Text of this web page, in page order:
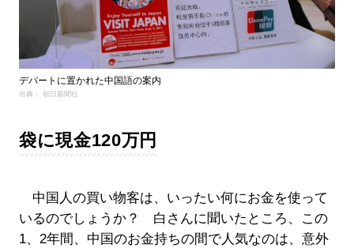
デパートに置かれた中国語の案内
出典： 朝日新聞社
袋に現金120万円
中国人の買い物客は、いったい何にお金を使って
いるのでしょうか？ 白さんに聞いたところ、この
1、2年間、中国のお金持ちの間で人気なのは、意外